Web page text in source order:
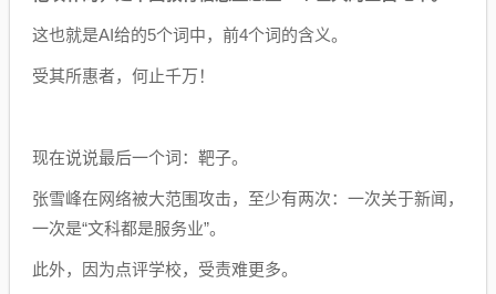
这也就是AI给的5个词中，前4个词的含义。
受其所惠者，何止千万！
现在说说最后一个词：靶子。
张雪峰在网络被大范围攻击，至少有两次：一次关于新闻，
一次是“文科都是服务业”。
此外，因为点评学校，受责难更多。